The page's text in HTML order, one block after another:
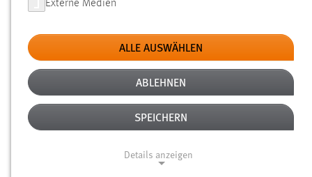
Typ
Erstellungsdatum
Alter
Externe Medien
ALLE AUSWÄHLEN
ABLEHNEN
SPEICHERN
Details anzeigen